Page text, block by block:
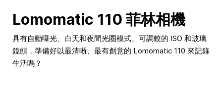
Lomomatic 110 菲林相機
具有自動曝光、白天和夜間光圈模式、可調較的 ISO 和玻璃
鏡頭，準備好以最清晰、最有創意的 Lomomatic 110 來記錄
生活嗎？